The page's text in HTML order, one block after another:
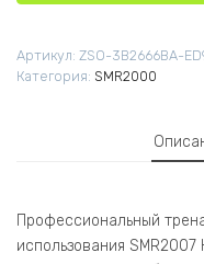
Артикул: ZSO-3B2666BA-
Категория: SMR2000
Профессиональный
использования